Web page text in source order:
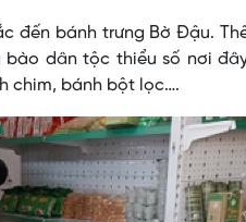
đến bánh trưng Bờ Đậu.
dân tộc thiểu số nơi
chim, bánh bột lọc….